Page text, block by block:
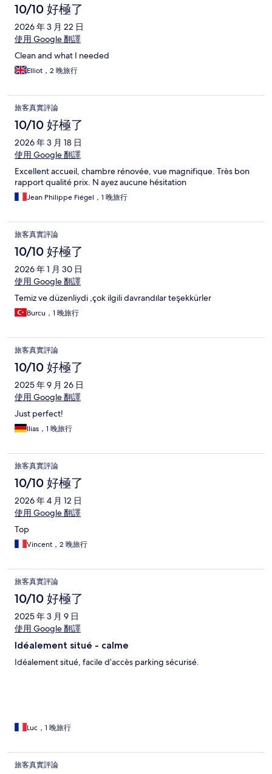
10/10 好極了
2026 年 3 月 22 日
使用 Google 翻譯
Clean and what I needed
Elliot，2 晚旅行
旅客真實評論
10/10 好極了
2026 年 3 月 18 日
使用 Google 翻譯
Excellent accueil, chambre rénovée, vue magnifique. Très bon
rapport qualité prix. N ayez aucune hésitation
Jean Philippe Fiégel，1 晚旅行
旅客真實評論
10/10 好極了
2026 年 1 月 30 日
使用 Google 翻譯
Temiz ve düzenliydi ,çok ilgili davrandılar teşekkürler
Burcu，1 晚旅行
旅客真實評論
10/10 好極了
2025 年 9 月 26 日
使用 Google 翻譯
Just perfect!
Ilias，1 晚旅行
旅客真實評論
10/10 好極了
2026 年 4 月 12 日
使用 Google 翻譯
Top
Vincent，2 晚旅行
旅客真實評論
10/10 好極了
2025 年 3 月 9 日
使用 Google 翻譯
Idéalement situé - calme
Idéalement situé, facile d’accès parking sécurisé.
Luc，1 晚旅行
旅客真實評論